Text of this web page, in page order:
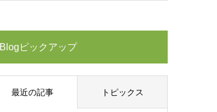
Blogピックアップ
最近の記事 トピックス